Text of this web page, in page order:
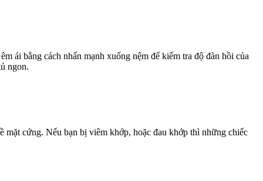
ái bằng cách nhấn mạnh xuống nệm để kiểm tra độ đàn hồi của
ngon.
cứng. Nếu bạn bị viêm khớp, hoặc đau khớp thì những chiếc